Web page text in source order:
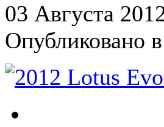
03 Августа
Опубликовано в